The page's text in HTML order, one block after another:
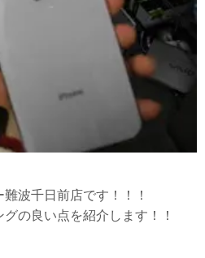
波千日前店です！！！
の良い点を紹介します！！